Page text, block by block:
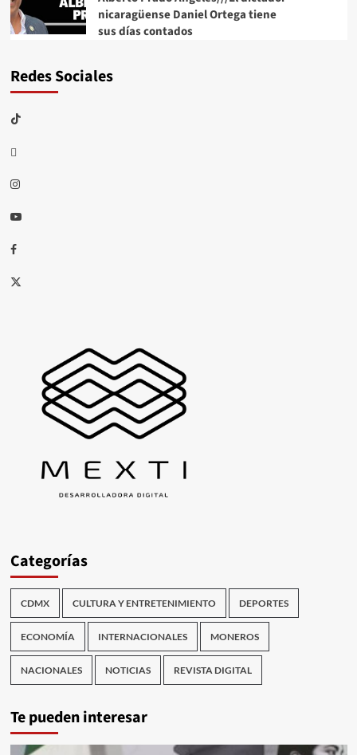
nicaragüense Daniel Ortega tiene
sus días contados
Redes Sociales
TikTok
threads
Instagram
Youtube
Facebook
X
Categorías
CDMX CULTURA Y ENTRETENIMIENTO DEPORTES
ECONOMÍA INTERNACIONALES MONEROS
NACIONALES NOTICIAS REVISTA DIGITAL
Te pueden interesar